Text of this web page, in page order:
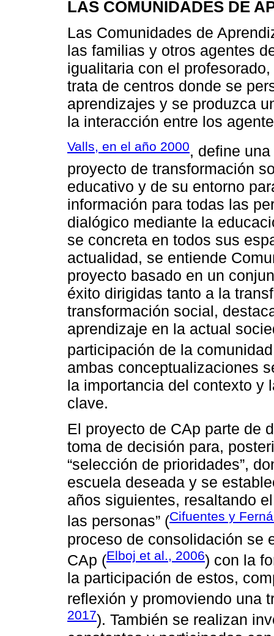
LAS COMUNIDADES DE
Las Comunidades de
las familias y otros agentes
igualitaria con el
trata de centros donde se
aprendizajes y se produzca
la interacción entre los
Valls, en el año 2000, define
proyecto de transformación
educativo y de su entorno
información para todas las
dialógico mediante la
se concreta en todos sus
actualidad, se entiende
proyecto basado en un
éxito dirigidas tanto a la
transformación social,
aprendizaje en la actual
participación de la
ambas conceptualizaciones
la importancia del contexto y
clave.
El proyecto de CAp parte de
toma de decisión para,
“selección de prioridades”,
escuela deseada y se
años siguientes, resaltando
las personas” (Cifuentes y
proceso de consolidación se
CAp (Elboj et al., 2006) con la
la participación de estos,
reflexión y promoviendo una
2017). También se realizan